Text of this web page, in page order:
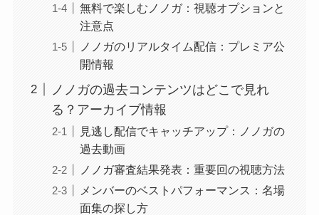
無料で楽しむノノガ：視聴オプションと
注意点
ノノガのリアルタイム配信：プレミア公
開情報
ノノガの過去コンテンツはどこで見れ
る？アーカイブ情報
見逃し配信でキャッチアップ：ノノガの
過去動画
ノノガ審査結果発表：重要回の視聴方法
メンバーのベストパフォーマンス：名場
面集の探し方